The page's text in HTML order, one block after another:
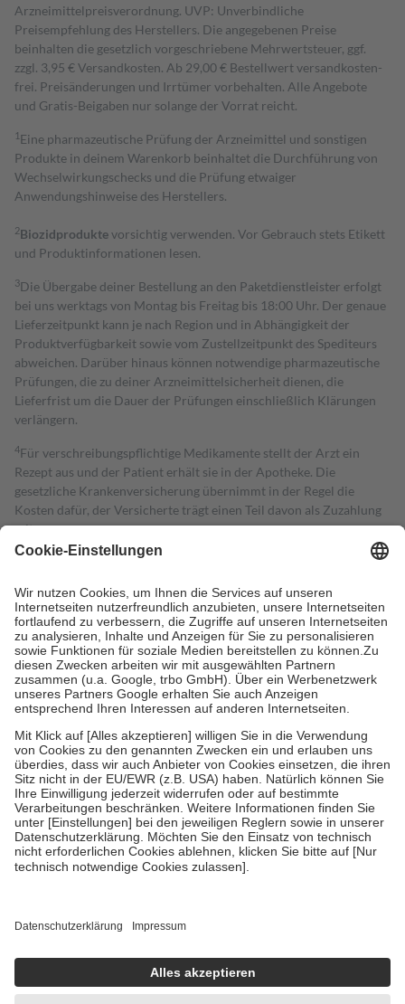
Arzneimittelpreisverordnung. UVP: Unverbindliche
Preisempfehlung des Herstellers. Die angegebenen Preise
beinhalten die gesetzlich vorgeschriebene Mehrwertsteuer, ggf.
zzgl. 3,95 € Versandkosten. Ab 29,00 € Bestell­wert versand­kosten­
frei. Preisänderungen und Irrtümer vorbehalten. Alle Angebote
und Gratis-Beigaben nur solange der Vorrat reicht.
1 Eine pharmazeutische Prüfung der Arzneimittel und sonstigen
Produkte in deinem Warenkorb beinhaltet die Durchführung von
Wechselwirkungschecks und die Prüfung etwaiger
Anwendungshinweise des Herstellers.
2Biozidproduktevorsichtig verwenden. Vor Gebrauch stets Etikett
und Produktinformationen lesen.
3Die Übergabe deiner Bestellung an den Paketdienstleister erfolgt
bei uns werktags von Montag bis Freitag bis 18:00 Uhr. Der genaue
Lieferzeitpunkt kann je nach Region und in Abhängigkeit der
Produktverfügbarkeit sowie vom Zustellzeitpunkt des Spediteurs
abweichen. Darüber hinaus können notwendige pharmazeutische
Prüfungen, die zu deiner Arzneimittelsicherheit dienen, die
Lieferfrist um die Dauer der Prüfungen einschließlich Klärungen
verlängern.
4Für verschreibungspflichtige Medikamente stellt der Arzt ein
Rezept aus und der Patient erhält sie in der Apotheke. Die
gesetzliche Krankenversicherung übernimmt in der Regel die
Kosten dafür, der Versicherte trägt einen Teil davon als Zuzahlung
mit.
Grundsätzlich leisten Mitglieder Zuzahlungen in Höhe von zehn
höchstens zehn Euro.
Es sind jedoch nie mehr als die tatsächlichen
Kosten der Leistung zu entrichten.
Diese Regeln gelten grundsätzlich auch für Online-Apotheken.
Bei Heilmitteln und häuslicher Krankenpflege beträgt die
Zuzahlung zehn Prozent der Kosten sowie zehn Euro je
Verordnung.
Um das Engagement der Versicherten für ihre eigene Gesundheit zu
stärken und die besondere Stellung der Familie zu unterstützen,
fallenkeine Zuzahlungenan bei:
• Kindern und Jugendlichen bis zum vollendeten 18. Lebensjahr
mit Ausnahme der Fahrkosten
• Untersuchungen zur Vorsorge und Früherkennung, die von der
GKV getragen werden
• empfohlenen Schutzimpfungen
• Harn- und Blutteststreifen
getroffen, um sicherzustellen, dass es sich um echte Bewertungen
https://help.etrusted.com/hc/de/articles/4419944605341
Einige Bilder und Inhalte wurden unter Zuhilfenahme künstlicher